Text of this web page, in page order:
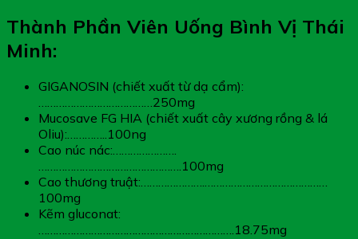
Thành Phần Viên Uống Bình Vị Thái
Minh:
GIGANOSIN (chiết xuất từ dạ cẩm):
…………………………………250mg
Mucosave FG HIA (chiết xuất cây xương rồng & lá
Oliu):…………..100ng
Cao núc nác:………………….
………………………………………….100mg
Cao thương truật:………………….……………………………………
100mg
Kẽm gluconat:
………………………………………………………….18.75mg